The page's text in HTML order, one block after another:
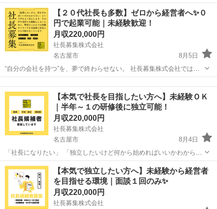
てます汗っ 一緒に会社を大きくしてってくれる方求めてます よろしく
お願いします まずは手取り25万から
愛知 名古屋市 名古屋城駅 その他
【２０代社長も多数】ゼロから経営者へ✨０
円で起業可能｜未経験歓迎！
月収220,000円
社長募集株式会社
名古屋市
8月5日
“自分の会社を持つ”を、夢で終わらせない。 社長募集株式会社では、
未経験から経営者を目指す仲間を募集しています！
━━━━━━━━━━━━━━ ■ どんな仕事？
━━━━━━━━━━━━━━ 人...
【本気で社長を目指したい方へ】未経験ＯＫ
｜半年～１の研修後に独立可能！
月収220,000円
社長募集株式会社
名古屋市
8月4日
「社長になりたい」 「独立したいけど何から始めればいいかわからな
い」 そんな方を募集しています！ 当社では、人材サービス業で独立を
目指す方の育成を行っています。 【まずは研修からスタート】 入社...
愛知 名古屋市 その他 未経験
【本気で独立したい方へ】未経験から経営者
を目指せる環境｜面談１回のみ✨
月収220,000円
社長募集株式会社